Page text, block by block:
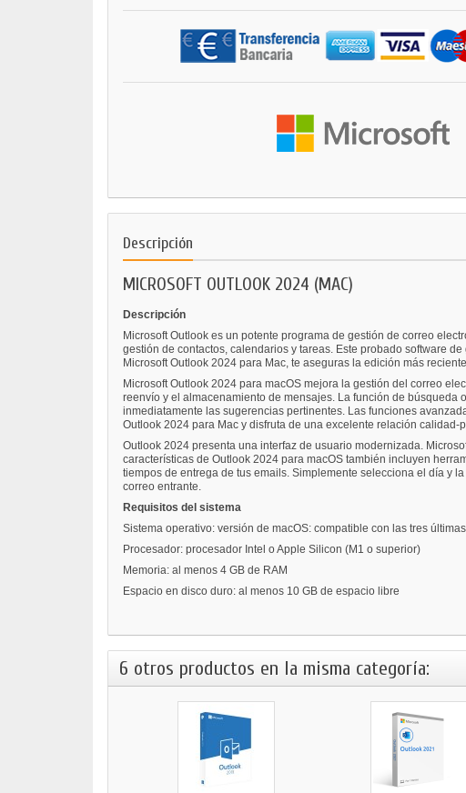
Descripción
MICROSOFT OUTLOOK 2024 (MAC)
Descripción
Microsoft Outlook es un potente programa de gestión de correo
gestión de contactos, calendarios y tareas. Este probado software
Microsoft Outlook 2024 para Mac, te aseguras la edición más
Microsoft Outlook 2024 para macOS mejora la gestión del correo
reenvío y el almacenamiento de mensajes. La función de
inmediatamente las sugerencias pertinentes. Las funciones
Outlook 2024 para Mac y disfruta de una excelente relación calidad-
Outlook 2024 presenta una interfaz de usuario modernizada.
características de Outlook 2024 para macOS también incluyen
tiempos de entrega de tus emails. Simplemente selecciona el día y
correo entrante.
Requisitos del sistema
Sistema operativo: versión de macOS: compatible con las tres
Procesador: procesador Intel o Apple Silicon (M1 o superior)
Memoria: al menos 4 GB de RAM
Espacio en disco duro: al menos 10 GB de espacio libre
6 otros productos en la misma categoría: